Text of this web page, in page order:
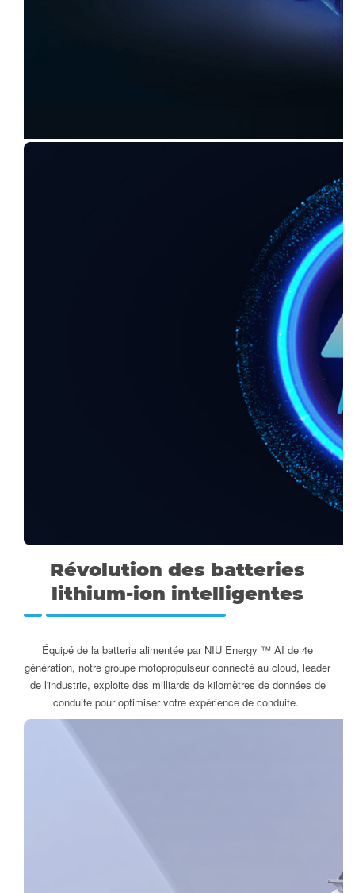
Révolution des batteries
lithium-ion intelligentes
Équipé de la batterie alimentée par NIU Energy ™ AI de 4e
génération, notre groupe motopropulseur connecté au cloud, leader
de l'industrie, exploite des milliards de kilomètres de données de
conduite pour optimiser votre expérience de conduite.